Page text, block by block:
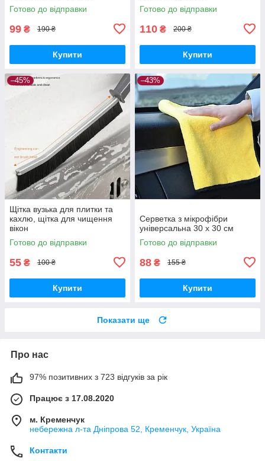
Готово до відправки
99 ₴ 190 ₴
Купити
Готово до відправки
110 ₴ 200 ₴
Купити
–45%
Щітка вузька для плитки та
кахлю, щітка для чищення
вікон
Готово до відправки
55 ₴ 100 ₴
Купити
–43%
Серветка з мікрофібри
універсальна 30 х 30 см
Готово до відправки
88 ₴ 155 ₴
Купити
Показати ще
Про нас
97% позитивних з 723 відгуків за рік
Працює з 17.08.2020
м. Кременчук
небережна л-та Дніпрова 52, Кременчук, Україна
Контакти